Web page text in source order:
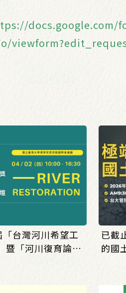
docs.google.com/
台灣河川希望工
暨「河川復育論
已截
的國